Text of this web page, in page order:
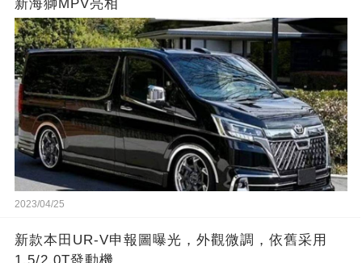
新海獅MPV亮相
2023/04/25
新款本田UR-V申報圖曝光，外觀微調，依舊采用